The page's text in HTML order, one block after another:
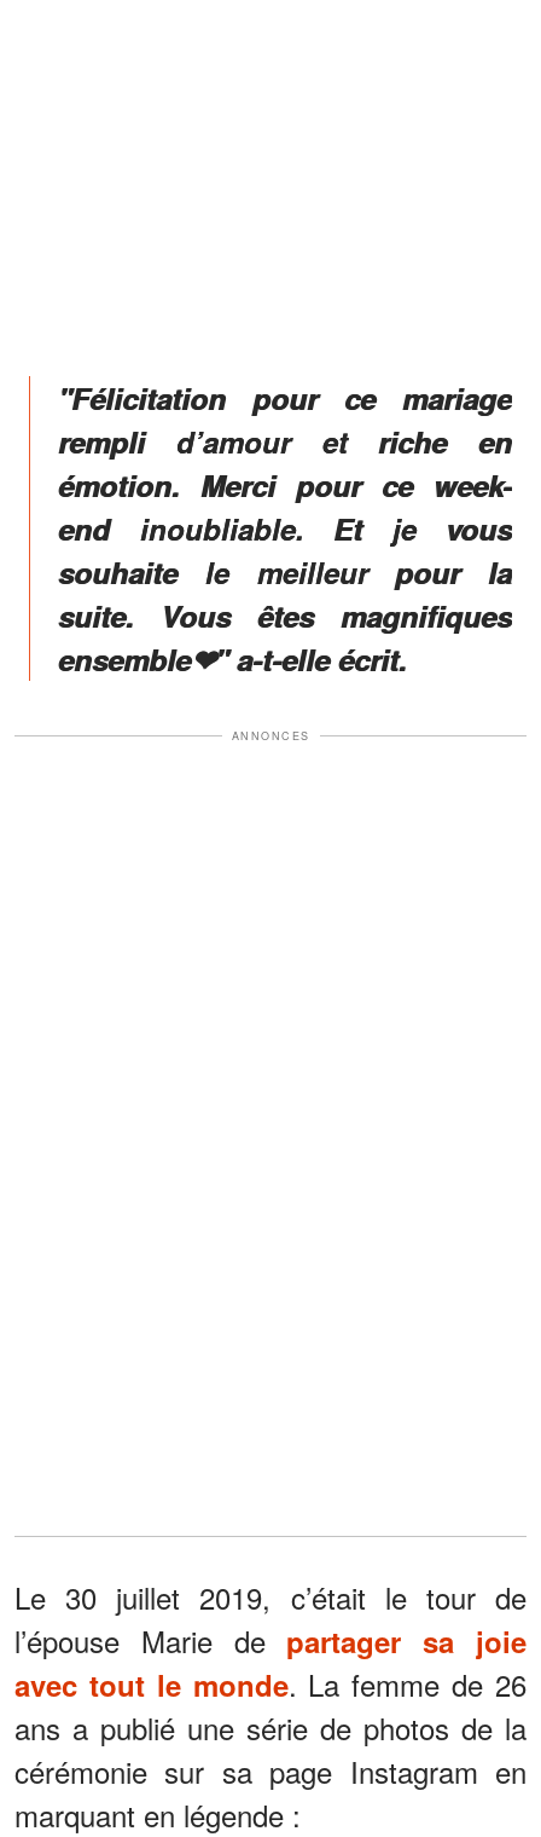
"Félicitation pour ce mariage
rempli d’amour et riche en
émotion. Merci pour ce week-
end inoubliable. Et je vous
souhaite le meilleur pour la
suite. Vous êtes magnifiques
ensemble❤" a-t-elle écrit.
ANNONCES
Le 30 juillet 2019, c’était le tour de
l’épouse Marie de partager sa joie
avec tout le monde. La femme de 26
ans a publié une série de photos de la
cérémonie sur sa page Instagram en
marquant en légende :